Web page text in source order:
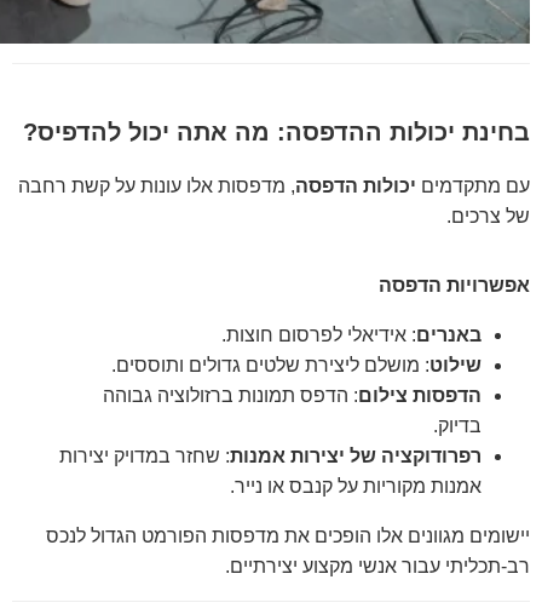
בחינת יכולות ההדפסה: מה אתה יכול להדפיס?
עם מתקדמים יכולות הדפסה, מדפסות אלו עונות על קשת רחבה
של צרכים.
אפשרויות הדפסה
באנרים: אידיאלי לפרסום חוצות.
שילוט: מושלם ליצירת שלטים גדולים ותוססים.
הדפסות צילום: הדפס תמונות ברזולוציה גבוהה
בדיוק.
רפרודוקציה של יצירות אמנות: שחזר במדויק יצירות
אמנות מקוריות על קנבס או נייר.
יישומים מגוונים אלו הופכים את מדפסות הפורמט הגדול לנכס
רב-תכליתי עבור אנשי מקצוע יצירתיים.